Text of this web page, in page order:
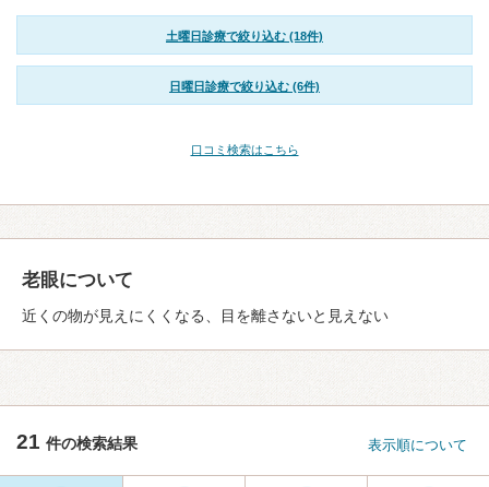
土曜日診療で絞り込む (18件)
日曜日診療で絞り込む (6件)
口コミ検索はこちら
老眼について
近くの物が見えにくくなる、目を離さないと見えない
21 件の検索結果 表示順について